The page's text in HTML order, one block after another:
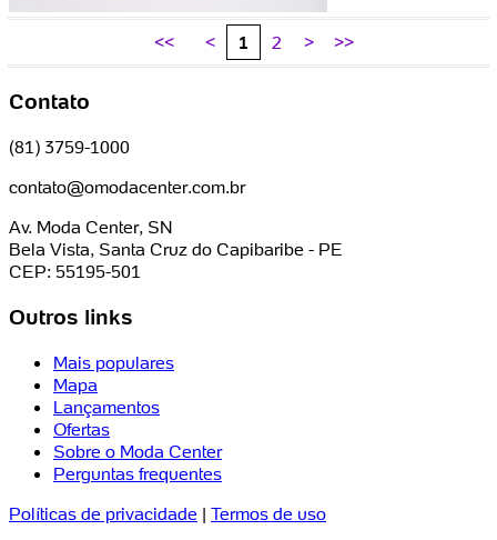
<< < 1 2 > >>
Contato
(81) 3759-1000
contato@omodacenter.com.br
Av. Moda Center, SN
Bela Vista, Santa Cruz do Capibaribe - PE
CEP: 55195-501
Outros links
Mais populares
Mapa
Lançamentos
Ofertas
Sobre o Moda Center
Perguntas frequentes
Políticas de privacidade | Termos de uso